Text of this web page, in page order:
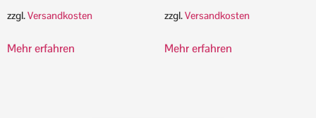
zzgl.Versandkosten
Mehr erfahren
zzgl.Versandkosten
Mehr erfahren